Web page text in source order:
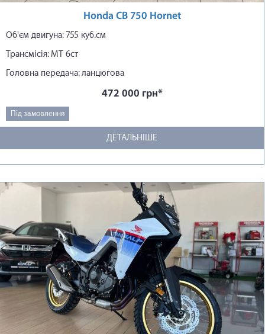
Honda CB 750 Hornet
Об'єм двигуна: 755 куб.см
Трансмісія: МТ 6ст
Головна передача: ланцюгова
472 000 грн*
Під замовлення
ДЕТАЛЬНІШЕ